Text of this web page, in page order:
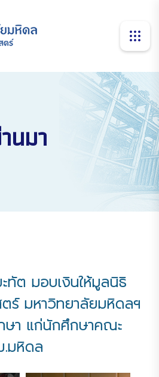
นมา
ทัต มอบเงินให้มูลนิธิ
ร์ มหาวิทยาลัยมหิดลฯ
ษา แก่นักศึกษาคณะ
.มหิดล